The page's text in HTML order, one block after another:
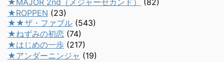
★MAJOR 2nd（メジャーセカンド）
(82)
★ROPPEN (23)
★★ザ・ファブル (543)
★ねずみの初恋 (74)
★はじめの一歩 (217)
★アンダーニンジャ (19)